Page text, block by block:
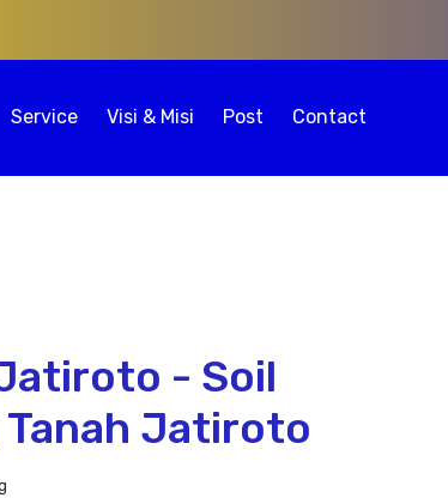
Service Visi & Misi Post Contact
- Soil
Jatiroto